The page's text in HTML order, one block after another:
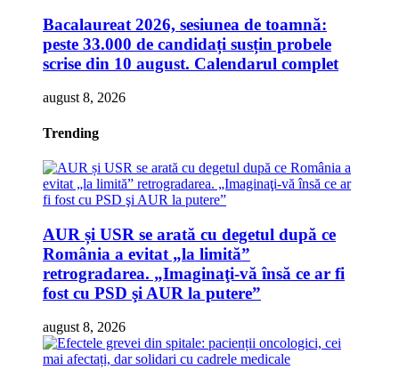
Bacalaureat 2026, sesiunea de toamnă:
peste 33.000 de candidați susțin probele
scrise din 10 august. Calendarul complet
august 8, 2026
Trending
AUR și USR se arată cu degetul după ce
România a evitat „la limită”
retrogradarea. „Imaginaţi-vă însă ce ar fi
fost cu PSD şi AUR la putere”
august 8, 2026